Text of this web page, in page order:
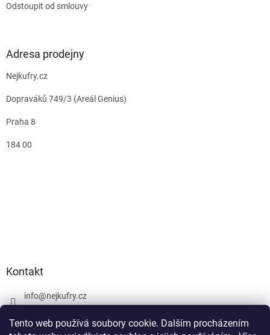
Tento web používá soubory cookie. Dalším procházením
Odstoupit od smlouvy
Adresa prodejny
Nejkufry.cz
Dopraváků 749/3 (Areál Genius)
Praha 8
184 00
Kontakt
info@nejkufry.cz
Facebook